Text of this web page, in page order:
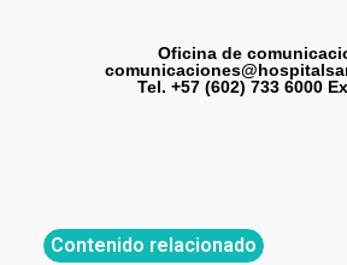
Oficina de
Tel. +57 (602) 733 6000
Contenido relacionado